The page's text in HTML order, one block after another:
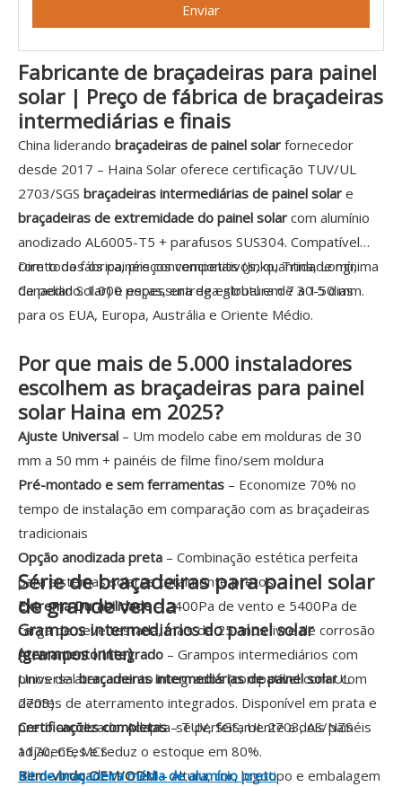
Enviar
Fabricante de braçadeiras para painel
solar | Preço de fábrica de braçadeiras
intermediárias e finais
China liderando braçadeiras de painel solar fornecedor
desde 2017 – Haina Solar oferece certificação TUV/UL
2703/SGS braçadeiras intermediárias de painel solar e
braçadeiras de extremidade do painel solar com alumínio
anodizado AL6005-T5 + parafusos SUS304. Compatível
com todos os painéis convencionais (Jinko, Trina, Longi,
Canadian Solar) e espessura de estrutura de 30-50 mm.
Direto da fábrica, preços competitivos, quantidade mínima
de pedido: 1.000 peças, entrega global em 7 a 15 dias
para os EUA, Europa, Austrália e Oriente Médio.
Por que mais de 5.000 instaladores
escolhem as braçadeiras para painel
solar Haina em 2025?
Ajuste Universal – Um modelo cabe em molduras de 30
mm a 50 mm + painéis de filme fino/sem moldura
Pré-montado e sem ferramentas – Economize 70% no
tempo de instalação em comparação com as braçadeiras
tradicionais
Opção anodizada preta – Combinação estética perfeita
para sistemas solares totalmente pretos
Extrema Durabilidade– 2400Pa de vento e 5400Pa de
carga de neve testada, mais de 25 anos livre de corrosão
Aterramento Integrado – Grampos intermediários com
pinos de aterramento integrados (compatível com UL
2703)
Certificações completas– TUV, SGS, UL 2703, AS/NZS
1170, CE, MCS
Bem-vindo OEM/ODM– Altura, cor, logotipo e embalagem
Série de braçadeiras para painel solar
de grande venda
Grampos intermediários do painel solar
(grampos inter)
Universalbraçadeiras intermediárias de painel solarcom
dentes de aterramento integrados. Disponível em prata e
preto anodizado. Adapta-se perfeitamente a dois painéis
adjacentes e reduz o estoque em 80%.
Kit de braçadeira média de alumínio preto